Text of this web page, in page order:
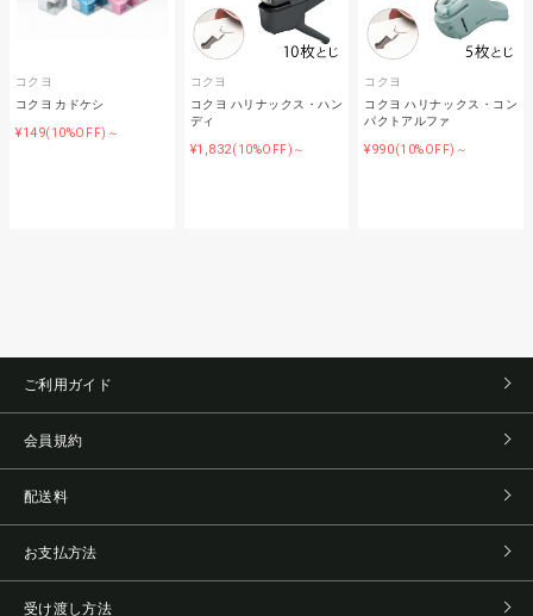
コクヨ
コクヨ カドケシ
¥149(10%OFF)～
コクヨ
コクヨ ハリナックス・ハン
ディ
¥1,832(10%OFF)～
コクヨ
コクヨ ハリナックス・コン
パクトアルファ
¥990(10%OFF)～
ご利用ガイド
会員規約
配送料
お支払方法
受け渡し方法